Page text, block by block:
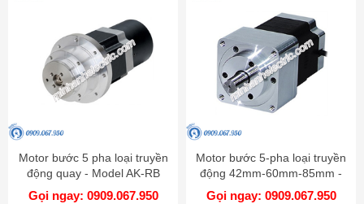
Motor bước 5 pha loại truyền
động quay - Model AK-RB
Gọi ngay: 0909.067.950
Motor bước 5-pha loại truyền
động 42mm-60mm-85mm -
Model AK-G
Gọi ngay: 0909.067.950